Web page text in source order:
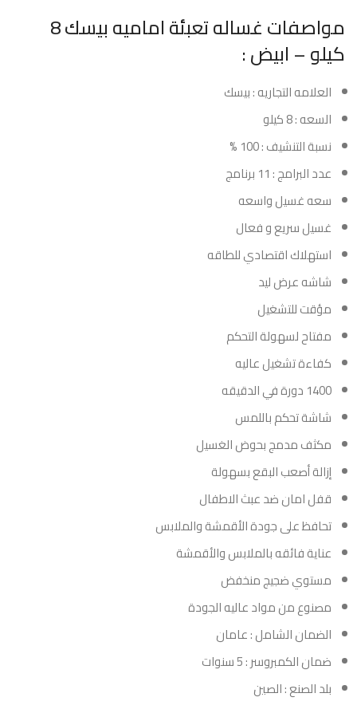
مواصفات غساله تعبئة اماميه بيسك 8
كيلو – ابيض :
العلامه التجاريه : بيسك
السعه : 8 كيلو
نسبة التنشيف : 100 %
عدد البرامج : 11 برنامج
سعه غسيل واسعه
غسيل سريع و فعال
استهلاك اقتصادي للطاقه
شاشه عرض ليد
مؤقت للتشغيل
مفتاح لسهولة التحكم
كفاءة تشغيل عاليه
1400 دورة في الدقيقه
شاشة تحكم باللمس
مكثف مدمج بحوض الغسيل
إزالة أصعب البقع بسهولة
قفل امان ضد عبث الاطفال
تحافظ على جودة الأقمشة والملابس
عناية فائقه بالملابس والأقمشة
مستوي ضجيج منخفض
مصنوع من مواد عاليه الجودة
الضمان الشامل : عامان
ضمان الكمبروسر : 5 سنوات
بلد الصنع : الصين